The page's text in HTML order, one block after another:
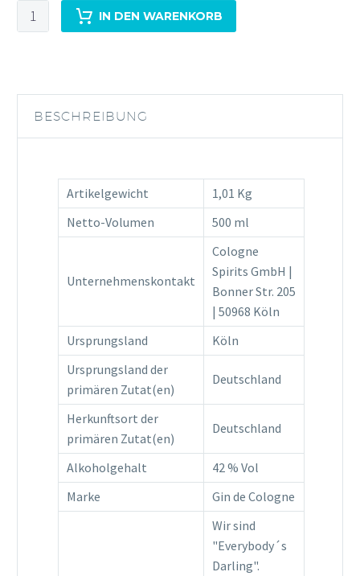
Gin
de
Menge
IN DEN WARENKORB
BESCHREIBUNG
Artikelgewicht
1,01 Kg
Netto-Volumen
500 ml
Unternehmenskontakt
Cologne
Spirits GmbH |
Bonner Str. 205
| 50968 Köln
Ursprungsland
Köln
Ursprungsland der
primären Zutat(en)
Deutschland
Herkunftsort der
primären Zutat(en)
Deutschland
Alkoholgehalt
42 % Vol
Marke
Gin de Cologne
Wir sind
"Everybody´s
Darling".